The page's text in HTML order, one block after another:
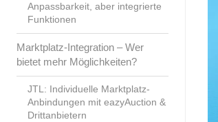
Anpassbarkeit, aber integrierte
Funktionen
Marktplatz-Integration – Wer
bietet mehr Möglichkeiten?
JTL: Individuelle Marktplatz-
Anbindungen mit eazyAuction &
Drittanbietern